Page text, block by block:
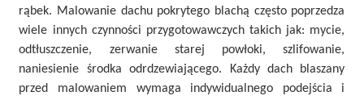
rąbek. Malowanie dachu pokrytego blachą często poprzedza
wiele innych czynności przygotowawczych takich jak: mycie,
odtłuszczenie, zerwanie starej powłoki, szlifowanie,
naniesienie środka odrdzewiającego. Każdy dach blaszany
przed malowaniem wymaga indywidualnego podejścia i